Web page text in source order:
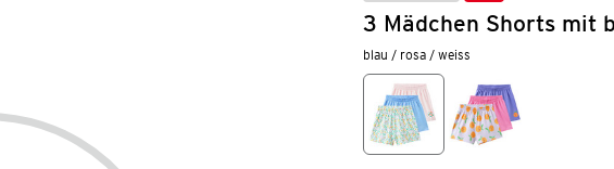
3 Mädchen Shorts mit
blau / rosa / weiss